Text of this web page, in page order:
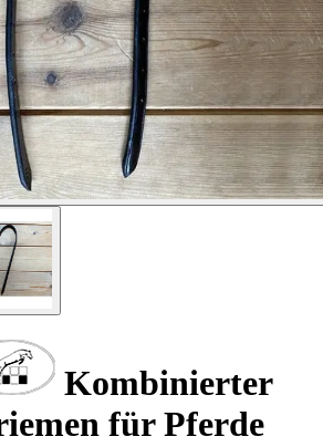
Kombinierter
für Pferde